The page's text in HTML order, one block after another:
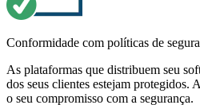
Conformidade com políticas de
As plataformas que distribuem seu
dos seus clientes estejam protegidos.
o seu compromisso com a segurança.